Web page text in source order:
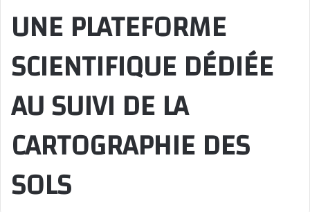
UNE PLATEFORME
SCIENTIFIQUE DÉDIÉE
AU SUIVI DE LA
CARTOGRAPHIE DES
SOLS